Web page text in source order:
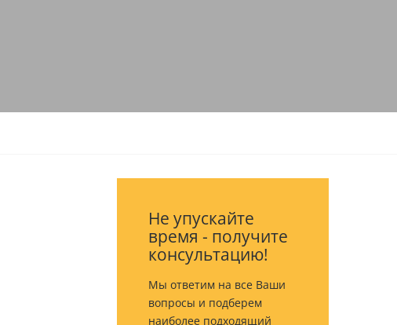
Не упускайте
время - получите
консультацию!
Мы ответим на все Ваши
вопросы и подберем
наиболее подходящий